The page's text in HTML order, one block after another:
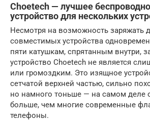
Choetech — лучшее
устройство для нескольких
Несмотря на возможность заряжать
совместимых устройства
пяти катушкам, спрятанным внутри,
устройство Choetech не является
или громоздким. Это изящное
сетчатой ​​верхней частью, сильно
но намного тоньше — на самом деле
больше, чем многие современные
телефоны.